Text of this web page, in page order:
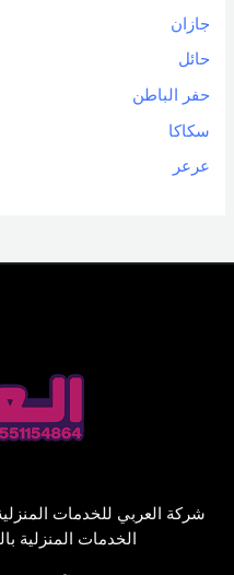
جازان
حائل
حفر الباطن
سكاكا
عرعر
شركة العربي للخدمات
الخدمات المنزلية